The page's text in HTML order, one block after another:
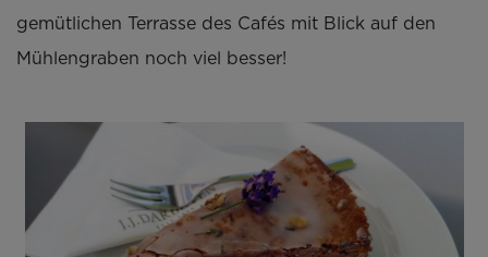
gemütlichen Terrasse des Cafés mit Blick auf den
Mühlengraben noch viel besser!